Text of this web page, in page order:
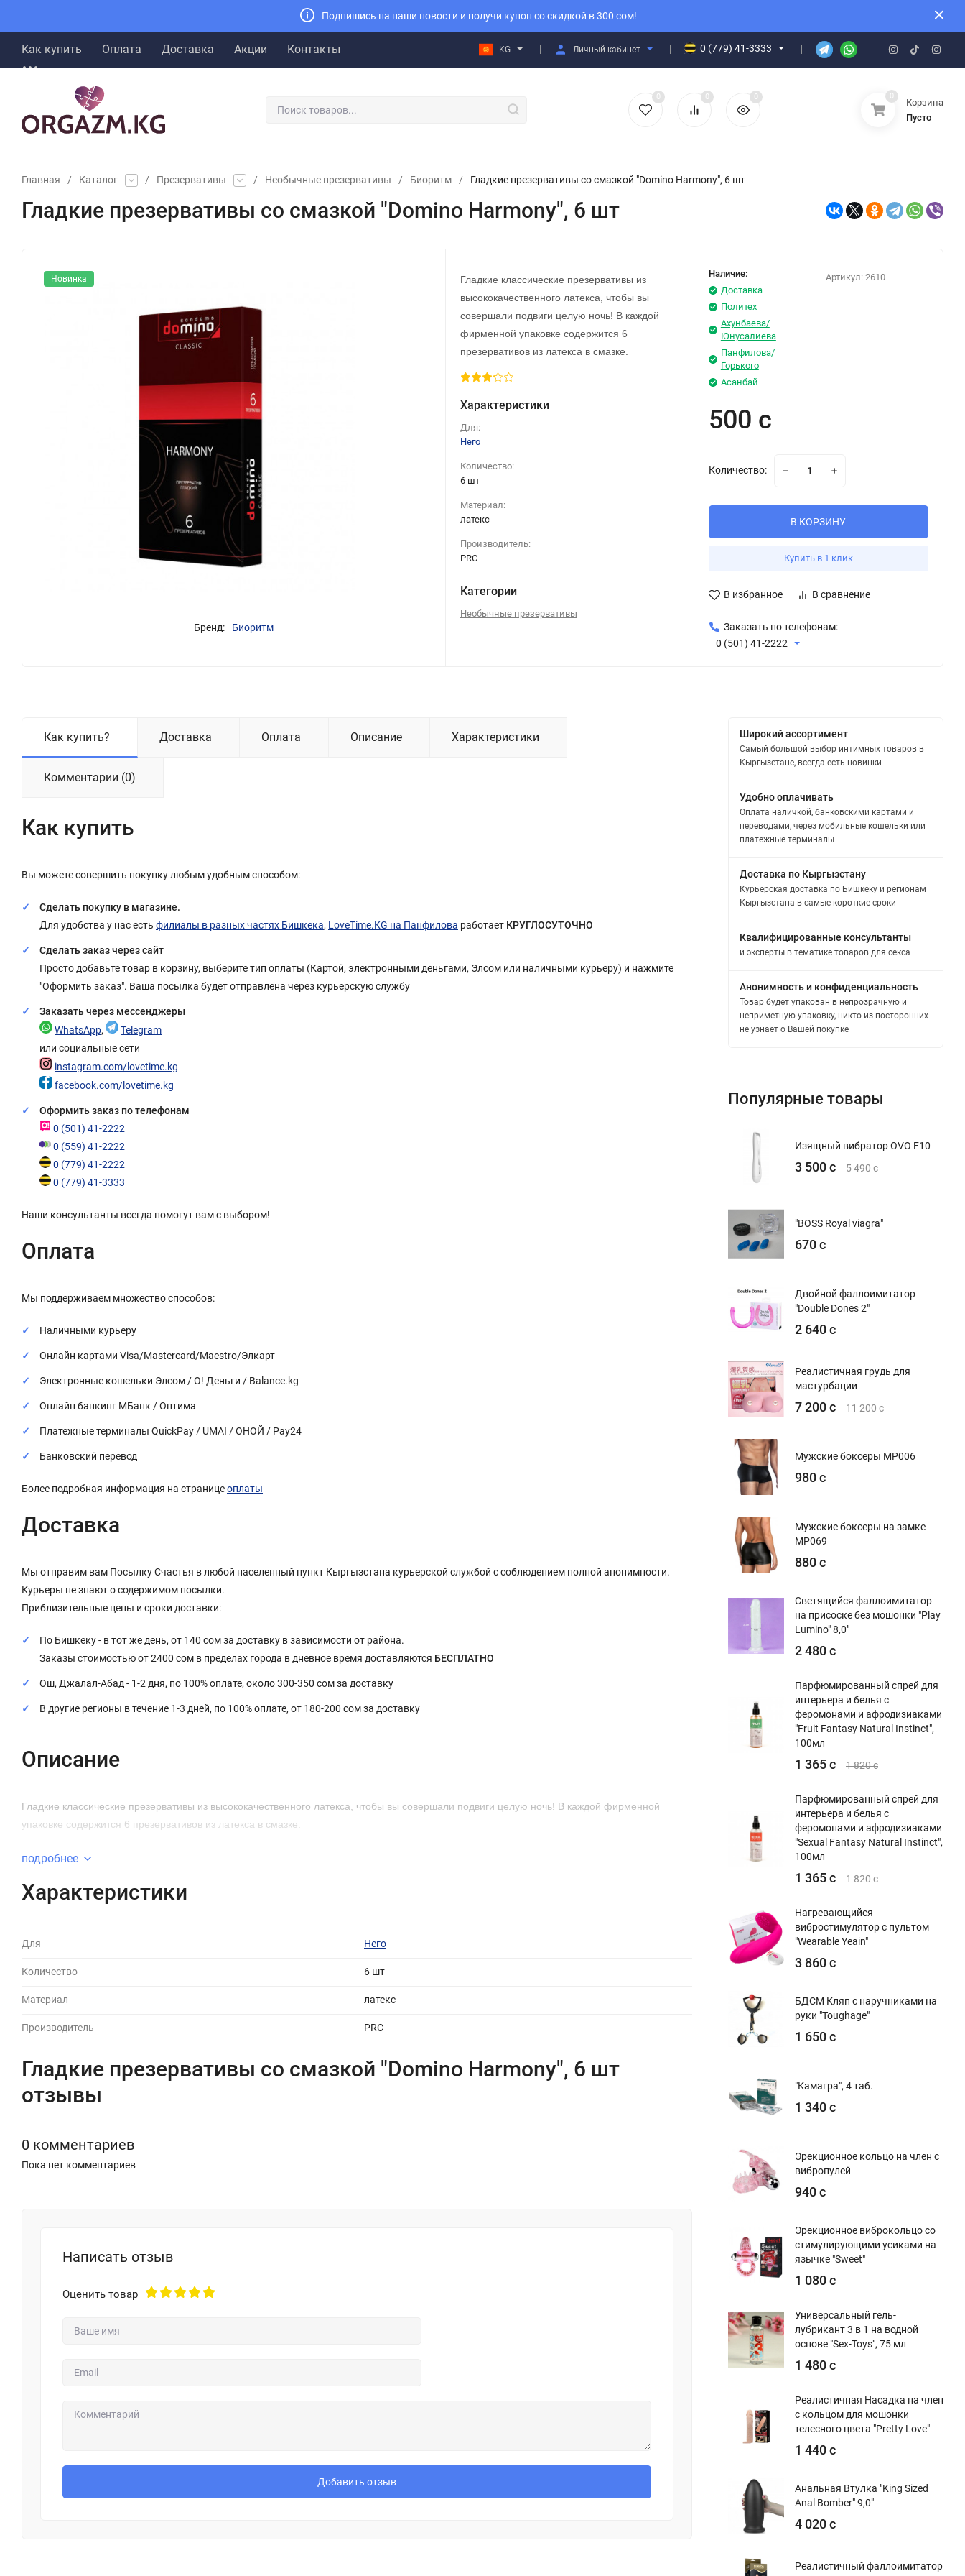
Подпишись на наши новости и получи купон со скидкой в 300 сом!
Как купить Оплата Доставка Акции Контакты KG Личный кабинет 0 (779) 41-3333
0 0 0 0
Корзина
Пусто
Главная / Каталог / Презервативы / Необычные презервативы / Биоритм / Гладкие презервативы со смазкой "Domino Harmony", 6 шт
Гладкие презервативы со смазкой "Domino Harmony", 6 шт
Новинка
Бренд: Биоритм
Гладкие классические презервативы из
высококачественного латекса, чтобы вы
совершали подвиги целую ночь! В каждой
фирменной упаковке содержится 6
презервативов из латекса в смазке.
Характеристики
Для:
Него
Количество:
6 шт
Материал:
латекс
Производитель:
PRC
Категории
Необычные презервативы
Наличие:
Доставка
Политех
Ахунбаева/
Юнусалиева
Панфилова/
Горького
Асанбай
Артикул: 2610
500 с
Количество:
В КОРЗИНУ
Купить в 1 клик
В избранное В сравнение
Заказать по телефонам:
0 (501) 41-2222
Как купить? Доставка Оплата Описание Характеристики
Комментарии (0)
Как купить
Вы можете совершить покупку любым удобным способом:
Сделать покупку в магазине.
Для удобства у нас есть филиалы в разных частях Бишкека, LoveTime.KG на Панфилова работает КРУГЛОСУТОЧНО
Сделать заказ через сайт
Просто добавьте товар в корзину, выберите тип оплаты (Картой, электронными деньгами, Элсом или наличными курьеру) и нажмите
"Оформить заказ". Ваша посылка будет отправлена через курьерскую службу
Заказать через мессенджеры
WhatsApp,
Telegram
или социальные сети
instagram.com/lovetime.kg
facebook.com/lovetime.kg
Оформить заказ по телефонам
0 (501) 41-2222
0 (559) 41-2222
0 (779) 41-2222
0 (779) 41-3333
Наши консультанты всегда помогут вам с выбором!
Оплата
Мы поддерживаем множество способов:
Наличными курьеру
Онлайн картами Visa/Mastercard/Maestro/Элкарт
Электронные кошельки Элсом / О! Деньги / Balance.kg
Онлайн банкинг МБанк / Оптима
Платежные терминалы QuickPay / UMAI / ОНОЙ / Pay24
Банковский перевод
Более подробная информация на страницеоплаты
Доставка
Мы отправим вам Посылку Счастья в любой населенный пункт Кыргызстана курьерской службой с соблюдением полной анонимности.
Курьеры не знают о содержимом посылки.
Приблизительные цены и сроки доставки:
По Бишкеку - в тот же день, от 140 сом за доставку в зависимости от района.
Заказы стоимостью от 2400 сом в пределах города в дневное время доставляются БЕСПЛАТНО
Ош, Джалал-Абад - 1-2 дня, по 100% оплате, около 300-350 сом за доставку
В другие регионы в течение 1-3 дней, по 100% оплате, от 180-200 сом за доставку
Описание
Гладкие классические презервативы из высококачественного латекса, чтобы вы совершали подвиги целую ночь! В каждой фирменной
упаковке содержится 6 презервативов из латекса в смазке.
подробнее
Характеристики
Для Него
Количество 6 шт
Материал латекс
Производитель PRC
Гладкие презервативы со смазкой "Domino Harmony", 6 шт
отзывы
0 комментариев
Пока нет комментариев
Написать отзыв
Оценить товар
Добавить отзыв
Широкий ассортимент
Самый большой выбор интимных товаров в
Кыргызстане, всегда есть новинки
Удобно оплачивать
Оплата наличкой, банковскими картами и
переводами, через мобильные кошельки или
платежные терминалы
Доставка по Кыргызстану
Курьерская доставка по Бишкеку и регионам
Кыргызстана в самые короткие сроки
Квалифицированные консультанты
и эксперты в тематике товаров для секса
Анонимность и конфиденциальность
Товар будет упакован в непрозрачную и
неприметную упаковку, никто из посторонних
не узнает о Вашей покупке
Популярные товары
Изящный вибратор OVO F10
3 500 с 5 490 с
"BOSS Royal viagra"
670 с
Двойной фаллоимитатор
"Double Dones 2"
2 640 с
Реалистичная грудь для
мастурбации
7 200 с 11 200 с
Мужские боксеры MP006
980 с
Мужские боксеры на замке
MP069
880 с
Светящийся фаллоимитатор
на присоске без мошонки "Play
Lumino" 8,0"
2 480 с
Парфюмированный спрей для
интерьера и белья с
феромонами и афродизиаками
"Fruit Fantasy Natural Instinct",
100мл
1 365 с 1 820 с
Парфюмированный спрей для
интерьера и белья с
феромонами и афродизиаками
"Sexual Fantasy Natural Instinct",
100мл
1 365 с 1 820 с
Нагревающийся
вибростимулятор с пультом
"Wearable Yeain"
3 860 с
БДСМ Кляп с наручниками на
руки "Toughage"
1 650 с
"Камагра", 4 таб.
1 340 с
Эрекционное кольцо на член с
вибропулей
940 с
Эрекционное виброкольцо со
стимулирующими усиками на
язычке "Sweet"
1 080 с
Универсальный гель-
лубрикант 3 в 1 на водной
основе "Sex-Toys", 75 мл
1 480 с
Реалистичная Насадка на член
с кольцом для мошонки
телесного цвета "Pretty Love"
1 440 с
Анальная Втулка "King Sized
Anal Bomber" 9,0"
4 020 с
Реалистичный фаллоимитатор